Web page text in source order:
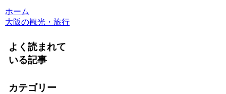
ホーム
大阪の観光・旅行
よく読まれて
いる記事
カテゴリー